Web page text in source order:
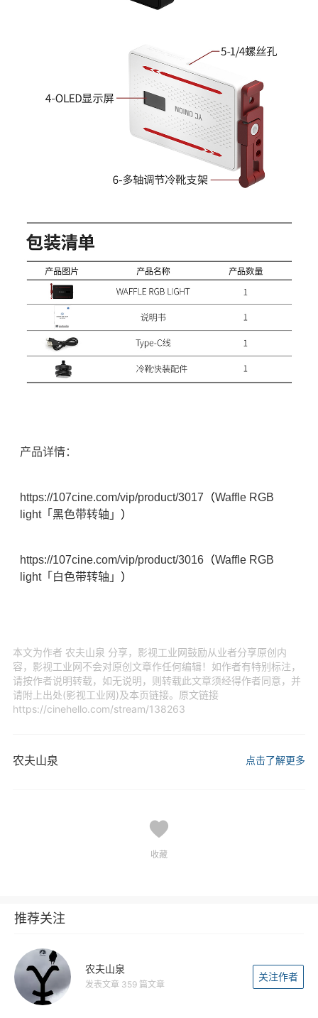
产品详情：
https://107cine.com/vip/product/3017 （Waffle RGB
light「黑色带转轴」 ）
https://107cine.com/vip/product/3016 （Waffle RGB
light「白色带转轴」 ）
本文为作者 农夫山泉 分享，影视工业网鼓励从业者分享原创内
容，影视工业网不会对原创文章作任何编辑！如作者有特别标注，
请按作者说明转载，如无说明，则转载此文章须经得作者同意，并
请附上出处(影视工业网)及本页链接。原文链接
https://cinehello.com/stream/138263
农夫山泉 点击了解更多
收藏
推荐关注
农夫山泉
发表文章 359 篇文章
关注作者